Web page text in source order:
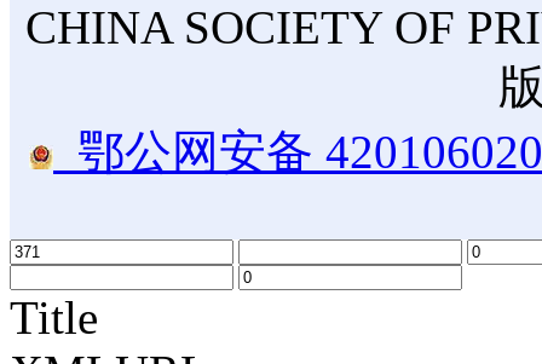
CHINA SOCIETY OF
鄂公网安备
Title